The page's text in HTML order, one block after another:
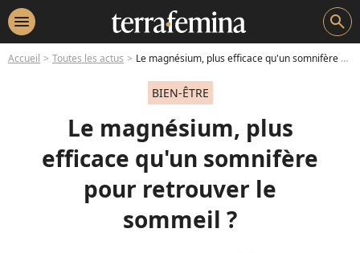
menu search
Accueil Toutes les actus Le magnésium, plus efficace qu'un somnifère pour retrouver le sommeil ?
BIEN-ÊTRE
Le magnésium, plus
efficace qu'un somnifère
pour retrouver le
sommeil ?